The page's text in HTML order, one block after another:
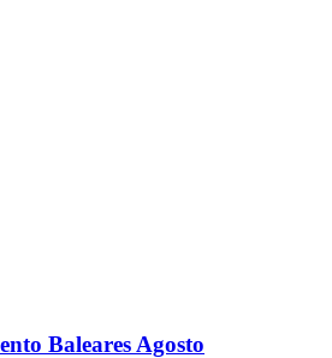
Baleares Agosto